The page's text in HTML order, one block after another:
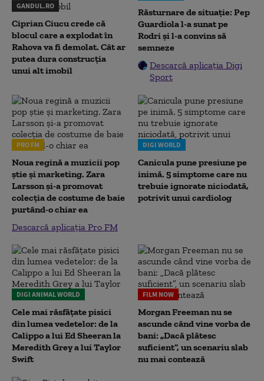
GANDUL.RO
Ciprian Ciucu crede că
blocul care a explodat în
Rahova va fi demolat. Cât ar
putea dura construcția
unui alt imobil
Răsturnare de situație: Pep
Guardiola l-a sunat pe
Rodri și l-a convins să
semneze
Descarcă aplicația Digi
Sport
PRO FM
Noua regină a muzicii pop
știe și marketing. Zara
Larsson și-a promovat
colecția de costume de baie
purtând-o chiar ea
Descarcă aplicația Pro FM
DIGI WORLD
Canicula pune presiune pe
inimă. 5 simptome care nu
trebuie ignorate niciodată,
potrivit unui cardiolog
DIGI ANIMAL WORLD
Cele mai răsfățate pisici
din lumea vedetelor: de la
Calippo a lui Ed Sheeran la
Meredith Grey a lui Taylor
Swift
FILM NOW
Morgan Freeman nu se
ascunde când vine vorba de
bani: „Dacă plătesc
suficient”, un scenariu slab
nu mai contează